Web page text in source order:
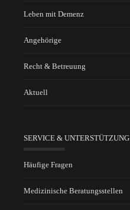
Leben mit Demenz
Angehörige
Recht & Betreuung
Aktuell
SERVICE & UNTERSTÜTZUNG
Häufige Fragen
Medizinische Beratungsstellen